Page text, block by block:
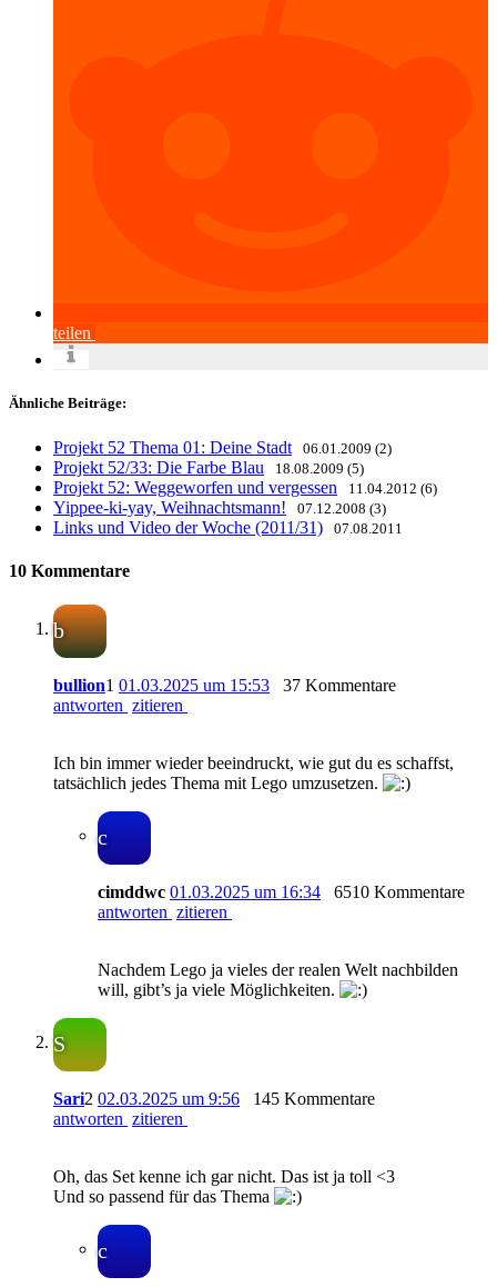
teilen
Ähnliche Beiträge:
Projekt 52 Thema 01: Deine Stadt 06.01.2009 (2)
Projekt 52/33: Die Farbe Blau 18.08.2009 (5)
Projekt 52: Weggeworfen und vergessen 11.04.2012 (6)
Yippee-ki-yay, Weihnachtsmann! 07.12.2008 (3)
Links und Video der Woche (2011/31) 07.08.2011
10 Kommentare
b
bullion1 01.03.2025 um 15:53
37 Kommentare
antworten zitieren
Ich bin immer wieder beeindruckt, wie gut du es schaffst,
tatsächlich jedes Thema mit Lego umzusetzen.
c
cimddwc 01.03.2025 um 16:34
6510 Kommentare
antworten zitieren
Nachdem Lego ja vieles der realen Welt nachbilden
will, gibt’s ja viele Möglichkeiten.
S
Sari2 02.03.2025 um 9:56
145 Kommentare
antworten zitieren
Oh, das Set kenne ich gar nicht. Das ist ja toll <3
Und so passend für das Thema
c